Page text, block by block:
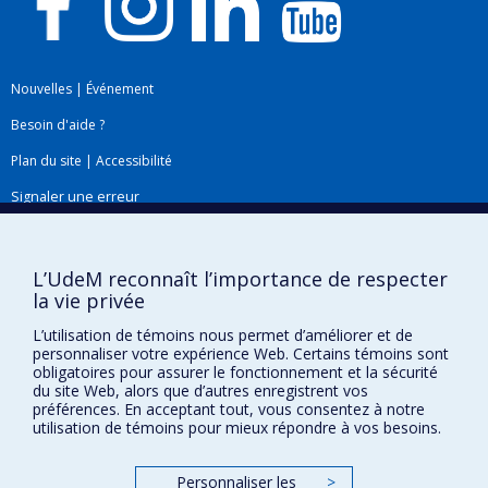
Nouvelles | Événement
Besoin d'aide ?
Plan du site | Accessibilité
Signaler une erreur
Boîte à outils
Téléchargez les logos de l'ESPUM
L’UdeM reconnaît l’importance de respecter
la vie privée
L’utilisation de témoins nous permet d’améliorer et de
personnaliser votre expérience Web. Certains témoins sont
obligatoires pour assurer le fonctionnement et la sécurité
du site Web, alors que d’autres enregistrent vos
préférences. En acceptant tout, vous consentez à notre
utilisation de témoins pour mieux répondre à vos besoins.
Personnaliser les >